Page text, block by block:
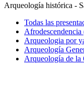
Arqueología histórica -
Todas las
Afrodescendencia
Arqueologia por
Arqueología
Arqueología de la